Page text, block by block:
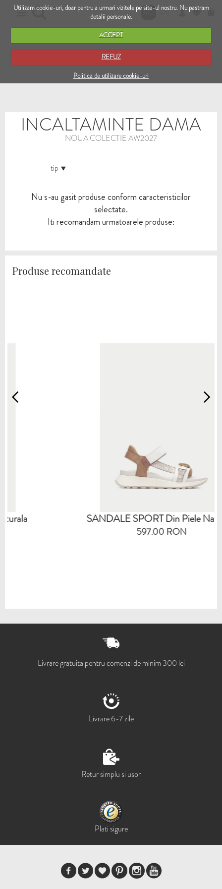
Utilizam cookie-uri, doar pentru a urmari vizitele pe site-ul nostru. Nu pastram
detalii personale.
ACCEPT
REFUZ
Politica de utilizare cookie-uri
RO EN
INCALTAMINTE DAMA
NOUA COLECTIE AW2027
tip
Nu s-au gasit produse conform caracteristicilor
selectate.
Iti recomandam urmatoarele produse:
Produse recomandate
SANDALE SPORT Din Piele Naturala
597.00 RON
Livrare gratuita pentru comenzi de minim 300 lei
Livrare 6-7 zile
Retur simplu si usor
Plati sigure